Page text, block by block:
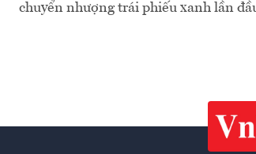
chuyển nhượng trái phiếu xanh lần